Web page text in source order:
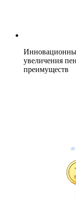
увеличения
преимуществ